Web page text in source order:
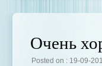
Очень
Posted on : 19-09-